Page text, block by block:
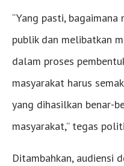
“Yang pasti,
publik dan melibatkan
dalam proses
masyarakat harus
yang dihasilkan benar-
masyarakat,” tegas
Ditambahkan, audiensi